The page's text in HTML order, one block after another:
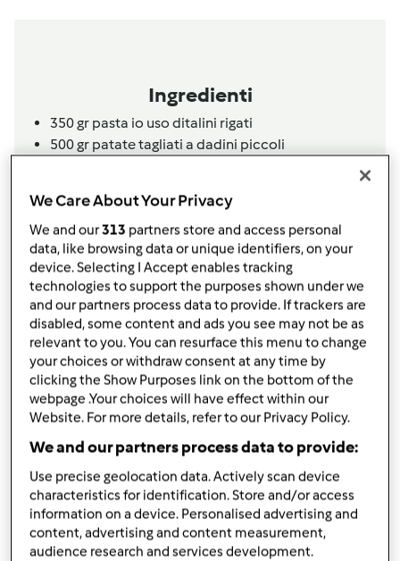
Ingredienti
350 gr pasta io uso ditalini rigati
500 gr patate tagliati a dadini piccoli
1,5litridi acqua
1cucchiaio dado Bimby
20 gr olio EVO
sale e pepe q.b
Aggiungi alla lista della spesa
Accessori che ti serviranno
Spatola
Boccale Completo TM6
acquista
We Care About Your Privacy
We and our313 partners store and access personal
data, like browsing data or unique identifiers, on your
device. Selecting I Accept enables tracking
technologies to support the purposes shown under we
and our partners process data to provide. If trackers are
disabled, some content and ads you see may not be as
relevant to you. You can resurface this menu to change
your choices or withdraw consent at any time by
clicking the Show Purposes link on the bottom of the
webpage .Your choices will have effect within our
Website. For more details, refer to our Privacy Policy.
We and our partners process data to provide:
Use precise geolocation data. Actively scan device
characteristics for identification. Store and/or access
information on a device. Personalised advertising and
content, advertising and content measurement,
audience research and services development.